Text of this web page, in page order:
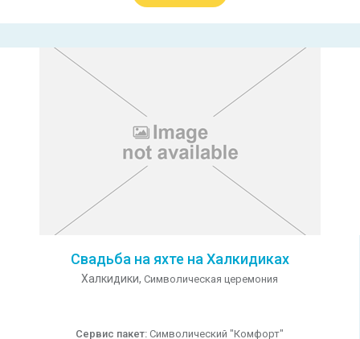
Свадьба на яхте на Халкидиках
Халкидики, Символическая церемония
Сервис пакет: Символический "Комфорт"